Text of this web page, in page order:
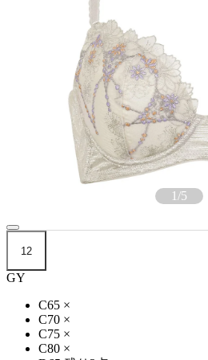
1/5
12
GY
C65 ×
C70 ×
C75 ×
C80 ×